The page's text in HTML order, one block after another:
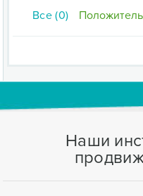
Все (0)
Наши